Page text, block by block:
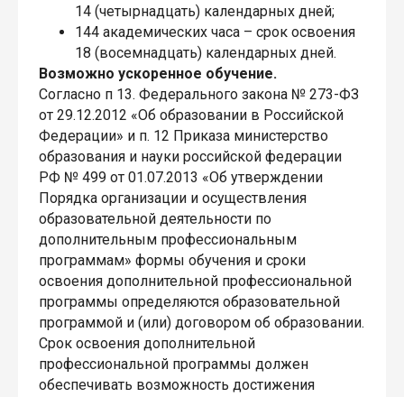
14 (четырнадцать) календарных дней;
144 академических часа – срок освоения
18 (восемнадцать) календарных дней.
Возможно ускоренное обучение.
Согласно п 13. Федерального закона № 273-ФЗ
от 29.12.2012 «Об образовании в Российской
Федерации» и п. 12 Приказа министерство
образования и науки российской федерации
РФ № 499 от 01.07.2013 «Об утверждении
Порядка организации и осуществления
образовательной деятельности по
дополнительным профессиональным
программам» формы обучения и сроки
освоения дополнительной профессиональной
программы определяются образовательной
программой и (или) договором об образовании.
Срок освоения дополнительной
профессиональной программы должен
обеспечивать возможность достижения